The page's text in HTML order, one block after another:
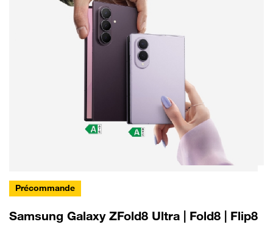
Précommande
Samsung Galaxy ZFold8 Ultra | Fold8 | Flip8